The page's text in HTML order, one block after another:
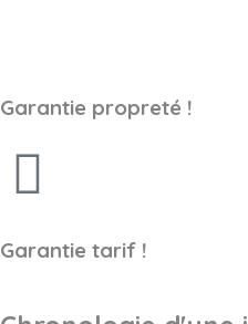
Garantie propreté !
Garantie tarif !